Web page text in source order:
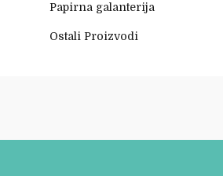
Papirna galanterija
Ostali Proizvodi